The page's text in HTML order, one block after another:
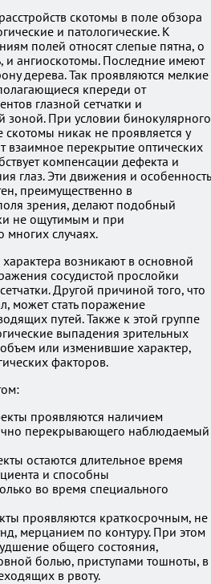
скотомы в поле обзора
и патологические. К
полей относят слепые пятна, о
и ангиоскотомы. Последние имеют
дерева. Так проявляются мелкие
кпереди от
глазной сетчатки и
зоной. При условии бинокулярного
никак не проявляется у
взаимное перекрытие оптических
компенсации дефекта и
глаз. Эти движения и особенность
преимущественно в
зрения, делают подобный
не ощутимым и при
случаях.
возникают в основной
сосудистой прослойки
Другой причиной того, что
может стать поражение
путей. Также к этой группе
выпадения зрительных
или изменившие характер,
факторов.
проявляются наличием
перекрывающего наблюдаемый
остаются длительное время
и способны
во время специального
проявляются краткосрочным, не
мерцанием по контуру. При этом
общего состояния,
болью, приступами тошноты, в
в рвоту.